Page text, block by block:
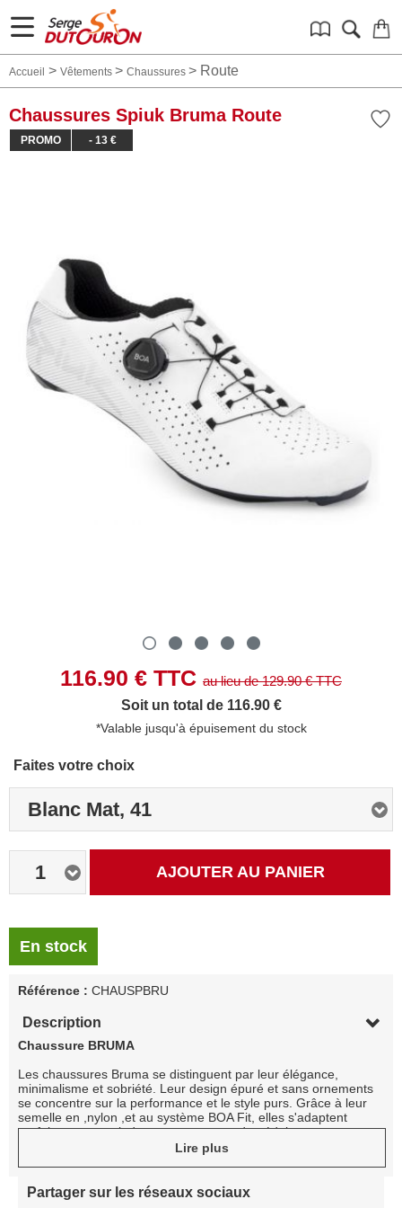
Accueil > Vêtements > Chaussures > Route
Chaussures Spiuk Bruma Route
PROMO - 13 €
116.90 € TTC au lieu de129.90€ TTC
Soit un total de 116.90 €
*Valable jusqu'à épuisement du stock
Faites votre choix
Blanc Mat, 41
1 AJOUTER AU PANIER
En stock
Référence : CHAUSPBRU
Description
Chaussure BRUMA
Les chaussures Bruma se distinguent par leur élégance,
minimalisme et sobriété. Leur design épuré et sans ornements
se concentre sur la performance et le style purs. Grâce à leur
semelle en ,nylon ,et au système BOA Fit, elles s'adaptent
parfaitement au pied, vous permettant de pédaler
confortablement pendant des heures.
adaptée aux cales de route et de type SPD
-Molette Boa® Fit System avec réglage micrométrique
Lire plus
Partager sur les réseaux sociaux